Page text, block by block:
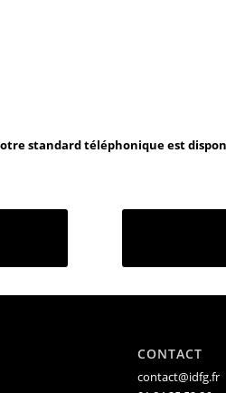
standard téléphonique est
CONTACT
contact@idfg.fr